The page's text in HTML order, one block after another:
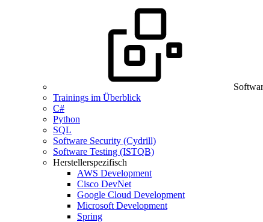
Trainings im Überblick
C#
Python
SQL
Software Security (Cydrill)
Software Testing (ISTQB)
Herstellerspezifisch
AWS Development
Cisco DevNet
Google Cloud Development
Microsoft Development
Spring